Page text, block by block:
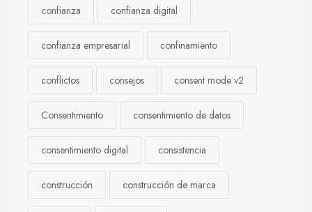
confianza confianza digital
confianza empresarial confinamiento
conflictos consejos consent mode v2
Consentimiento consentimiento de datos
consentimiento digital consistencia
construcción construcción de marca